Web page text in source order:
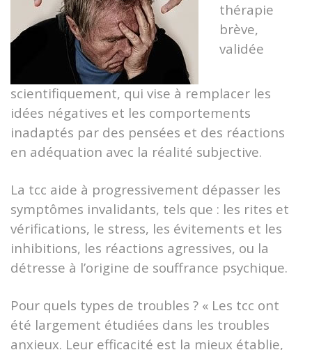
thérapie
brève,
validée
scientifiquement, qui vise à remplacer les
idées négatives et les comportements
inadaptés par des pensées et des réactions
en adéquation avec la réalité subjective.
La tcc aide à progressivement dépasser les
symptômes invalidants, tels que : les rites et
vérifications, le stress, les évitements et les
inhibitions, les réactions agressives, ou la
détresse à l’origine de souffrance psychique.
Pour quels types de troubles ? « Les tcc ont
été largement étudiées dans les troubles
anxieux. Leur efficacité est la mieux établie,